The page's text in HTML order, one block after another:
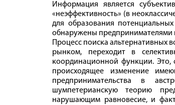
Информация является
«неэффективность» (в
для образования
обнаружены предпринимателями
Процесс поиска альтернативных
рынком, переходит в
координационной функции. Это,
происходящее изменение
предпринимательства в
шумпетерианскую теорию
нарушающим равновесие, и